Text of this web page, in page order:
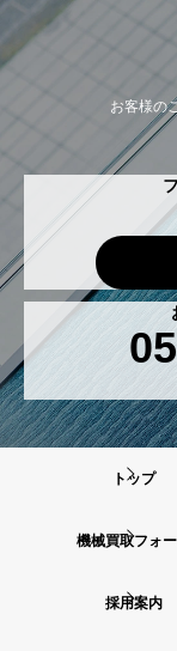
お客様の
トップ
機械買取フォ
採用案内